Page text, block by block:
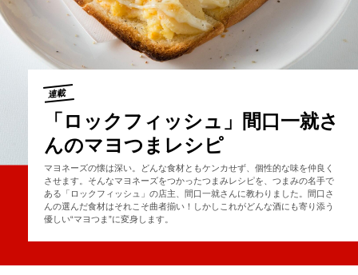
連載
「ロックフィッシュ」間口一就さ
んのマヨつまレシピ
マヨネーズの懐は深い。どんな食材ともケンカせず、個性的な味を仲良く
させます。そんなマヨネーズをつかったつまみレシピを、つまみの名手で
ある「ロックフィッシュ」の店主、間口一就さんに教わりました。間口さ
んの選んだ食材はそれこそ曲者揃い！しかしこれがどんな酒にも寄り添う
優しい“マヨつま”に変身します。